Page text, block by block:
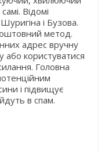
Відомі
і Бузова.
метод.
адрес вручну
або користуватися
Головна
і підвищує
в спам.